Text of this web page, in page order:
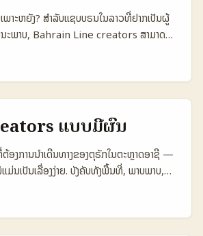
ະຫຍັງ? ສຳລັບແຊບບຣນໃນລາວທີ່ຢາກເປັນຜູ້
ະພາບ, Bahrain Line creators ສາມາດ
ກັບ Line ແລະແພດຟອມທ່ານເຮັດ
ໄປໄດ້ (ອ້າງອີງ: franceinfo). - ນັກກະທົບ
tech — ຕົວຢ່າງຄື Halo AI ທີ່
ມ່ນໂຕຢ່າງວ່າທິດທາງເຕັກໄດ້ຊ່ວຍການຄົ້ນຫາ
ນັບຖື ໂດຍໂອກາດສ່ວນໃຫຍ່ທີ່ເພີ່ມ
exemple de Yomi Denzel). ບັນທຸກນີ້
ຫາກຸ່ມ target ທ່ານໃນລາວ? ...
ແບບມີຜົນ
ອງການນໍາເດີນທາງຂອງຕຸຣັກໃນຕະຫຼາດອາຊີ —
ນເປັນເລື່ອງງ່າຍ. ບັງຄັບທັງພື້ນທີ່, ພາບພາບ,
ວາງແຜນຢ່າງແນ່ນອນ. ບລັອກນີ້ຂໍເປັນຄູ່ມືສັດ
Group press summary). ຢ່າງ